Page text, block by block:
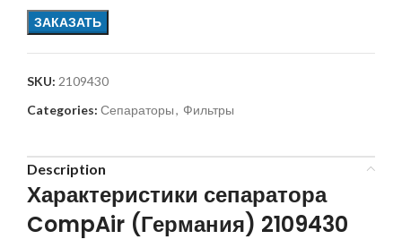
ЗАКАЗАТЬ
SKU: 2109430
Categories: Сепараторы, Фильтры
Description
Характеристики сепаратора
CompAir (Германия) 2109430